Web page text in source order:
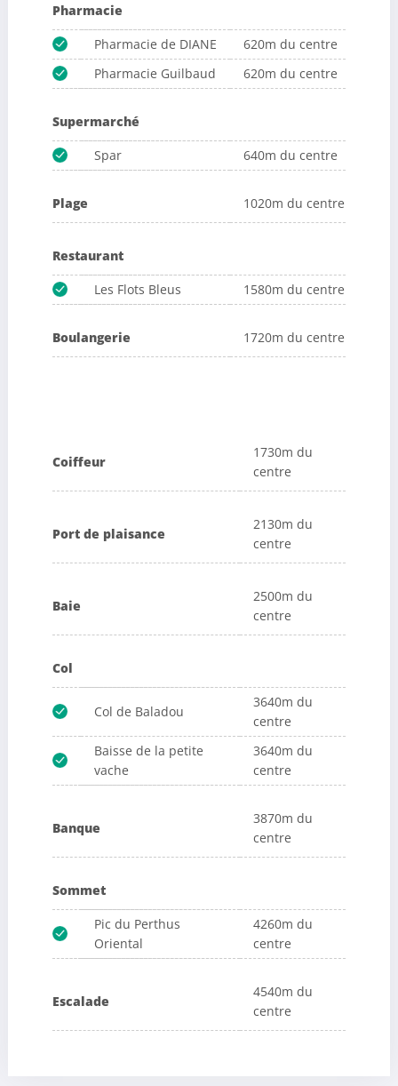
Pharmacie
Pharmacie de DIANE
620m du centre
Pharmacie Guilbaud
620m du centre
Supermarché
Spar
640m du centre
Plage 1020m du centre
Restaurant
Les Flots Bleus
1580m du centre
Boulangerie 1720m du centre
Coiffeur
1730m du
centre
Port de plaisance
2130m du
centre
Baie
2500m du
centre
Col
Col de Baladou
3640m du
centre
Baisse de la petite
vache
3640m du
centre
Banque
3870m du
centre
Sommet
Pic du Perthus
Oriental
4260m du
centre
Escalade
4540m du
centre